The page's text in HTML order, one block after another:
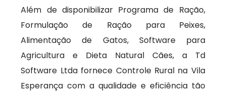
Além de disponibilizar Programa de Ração,
Formulação de Ração para Peixes,
Alimentação de Gatos, Software para
Agricultura e Dieta Natural Cães, a Td
Software Ltda fornece Controle Rural na Vila
Esperança com a qualidade e eficiência tão